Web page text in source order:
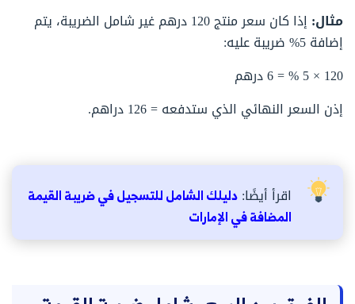
مثال:
إذا كان سعر منتج 120 درهم غير شامل الضريبة، يتم
إضافة 5% ضريبة عليه:
120 × 5 % = 6 درهم
إذن السعر النهائي الذي ستدفعه = 126 دراهم.
اقرأ أيضًا: دليلك الشامل للتسجيل في ضريبة القيمة
المضافة في الإمارات